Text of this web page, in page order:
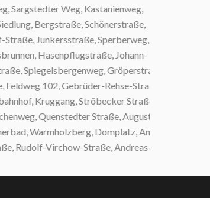
Weg, Kastanienweg,
Bergstraße, Schönerstraße,
Junkersstraße, Sperberweg,
Hasenpflugstraße, Johann-
Spiegelsbergenweg, Gröperstraße,
102, Gebrüder-Rehse-Straße,
Kruggang, Ströbecker Straße,
Quenstedter Straße, August-
Warmholzberg, Domplatz, Am
Virchow-Straße, Andreas-